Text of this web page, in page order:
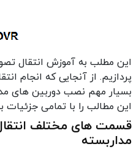
این مطلب به آموزش انتقال
پردازیم. از آنجایی که انجام
بسیار مهم نصب دوربین های
این مطالب را با تمامی
قسمت های مختلف
مداربسته